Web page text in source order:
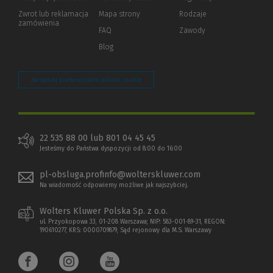
innej
Zwrot lub reklamacja
zamówienia
Mapa strony
FAQ
Blog
Rodzaje
Zawody
Zarządzaj preferencjami plików cookie
22 535 88 00 lub 801 04 45 45
Jesteśmy do Państwa dyspozycji od 8:00 do 16:00
pl-obsluga.profinfo@wolterskluwer.com
Na wiadomość odpowiemy możliwe jak najszybciej.
Wolters Kluwer Polska Sp. z o.o.
ul. Przyokopowa 33, 01-208 Warszawa; NIP: 583-001-89-31, REGON:
190610277, KRS: 0000709879, Sąd rejonowy dla M.S. Warszawy